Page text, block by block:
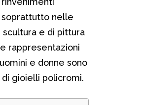
nelle
e di pittura
rappresentazioni
e donne sono
gioielli policromi.